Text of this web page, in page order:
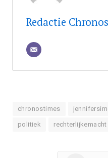
Redactie Chronos
chronostimes
politiek rechterlijkemacht